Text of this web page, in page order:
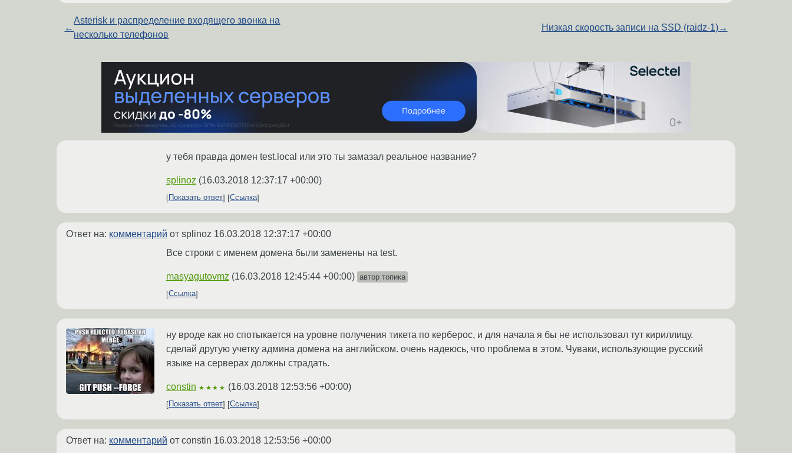
←
Asterisk и распределение входящего звонка на
несколько телефонов
Низкая скорость записи на SSD (raidz-1)→
у тебя правда домен test.local или это ты замазал реальное название?
splinoz (16.03.2018 12:37:17 +00:00)
Показать ответ Ссылка
Ответ на: комментарий от splinoz 16.03.2018 12:37:17 +00:00
Все строки с именем домена были заменены на test.
masyagutovmz (16.03.2018 12:45:44 +00:00) автор топика
Ссылка
ну вроде как но спотыкается на уровне получения тикета по керберос, и для начала я бы не использовал тут кириллицу.
сделай другую учетку админа домена на английском. очень надеюсь, что проблема в этом. Чуваки, использующие русский
языке на серверах должны страдать.
constin ★★★★ (16.03.2018 12:53:56 +00:00)
Показать ответ Ссылка
Ответ на: комментарий от constin 16.03.2018 12:53:56 +00:00